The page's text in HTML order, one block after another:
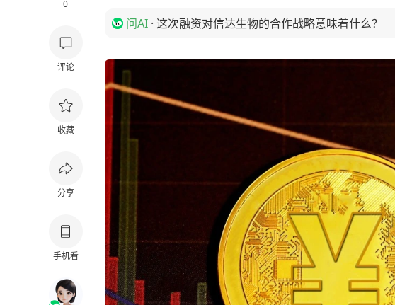
0
评论
收藏
分享
手机看
问AI · 这次融资对信达生物的合作战略意味着什么？